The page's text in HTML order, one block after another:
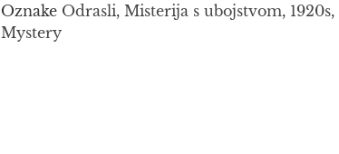
Oznake Odrasli, Misterija s ubojstvom, 1920s,
Mystery